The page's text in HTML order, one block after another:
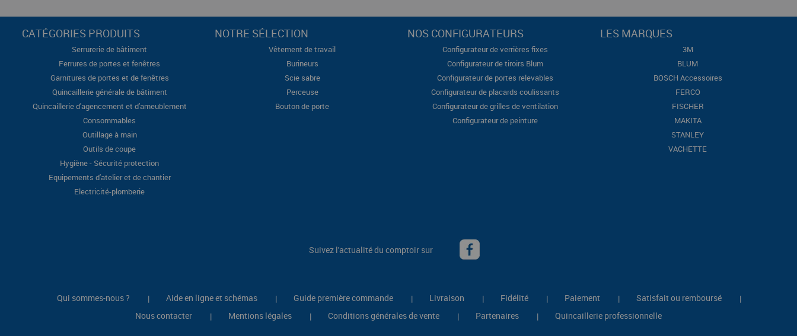
CATÉGORIES PRODUITS
Serrurerie de bâtiment
Ferrures de portes et fenêtres
Garnitures de portes et de fenêtres
Quincaillerie générale de bâtiment
Quincaillerie d'agencement et d'ameublement
Consommables
Outillage à main
Outils de coupe
Hygiène - Sécurité protection
Equipements d'atelier et de chantier
Electricité-plomberie
NOTRE SÉLECTION
Vêtement de travail
Burineurs
Scie sabre
Perceuse
Bouton de porte
NOS CONFIGURATEURS
Configurateur de verrières fixes
Configurateur de tiroirs Blum
Configurateur de portes relevables
Configurateur de placards coulissants
Configurateur de grilles de ventilation
Configurateur de peinture
LES MARQUES
3M
BLUM
BOSCH Accessoires
FERCO
FISCHER
MAKITA
STANLEY
VACHETTE
Suivez l'actualité du comptoir sur
Qui sommes-nous ? | Aide en ligne et schémas | Guide première commande | Livraison | Fidélité | Paiement | Satisfait ou remboursé
|
Nous contacter
| Mentions légales | Conditions générales de vente | Partenaires | Quincaillerie professionnelle